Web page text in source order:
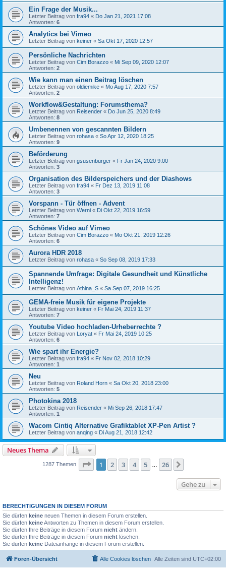
Ein Frage der Musik...
Letzter Beitrag von fra94 « Do Jan 21, 2021 17:08
Antworten: 6
Analytics bei Vimeo
Letzter Beitrag von keiner « Sa Okt 17, 2020 12:57
Persönliche Nachrichten
Letzter Beitrag von Cim Borazzo « Mi Sep 09, 2020 12:07
Antworten: 2
Wie kann man einen Beitrag löschen
Letzter Beitrag von oldiemike « Mo Aug 17, 2020 7:57
Antworten: 2
Workflow&Gestaltung: Forumsthema?
Letzter Beitrag von Reisender « Do Jun 25, 2020 8:49
Antworten: 8
Umbenennen von gescannten Bildern
Letzter Beitrag von rohasa « So Apr 12, 2020 18:25
Antworten: 9
Beförderung
Letzter Beitrag von gsusenburger « Fr Jan 24, 2020 9:00
Antworten: 3
Organisation des Bilderspeichers und der Diashows
Letzter Beitrag von fra94 « Fr Dez 13, 2019 11:08
Antworten: 3
Vorspann - Tür öffnen - Advent
Letzter Beitrag von Werni « Di Okt 22, 2019 16:59
Antworten: 7
Schönes Video auf Vimeo
Letzter Beitrag von Cim Borazzo « Mo Okt 21, 2019 12:26
Antworten: 6
Aurora HDR 2018
Letzter Beitrag von rohasa « So Sep 08, 2019 17:33
Spannende Umfrage: Digitale Gesundheit und Künstliche
Intelligenz!
Letzter Beitrag von Athina_S « Sa Sep 07, 2019 16:25
GEMA-freie Musik für eigene Projekte
Letzter Beitrag von keiner « Fr Mai 24, 2019 11:37
Antworten: 7
Youtube Video hochladen-Urheberrechte ?
Letzter Beitrag von Loryat « Fr Mai 24, 2019 10:25
Antworten: 6
Wie spart ihr Energie?
Letzter Beitrag von fra94 « Fr Nov 02, 2018 10:29
Antworten: 1
Neu
Letzter Beitrag von Roland Horn « Sa Okt 20, 2018 23:00
Antworten: 5
Photokina 2018
Letzter Beitrag von Reisender « Mi Sep 26, 2018 17:47
Antworten: 1
Wacom Cintiq Alternative Grafiktablet XP-Pen Artist ?
Letzter Beitrag von anqing « Di Aug 21, 2018 12:42
Neues Thema
1287 Themen Seite 1von 26
1 2 3 4 5 26
Gehe zu
BERECHTIGUNGEN IN DIESEM FORUM
Sie dürfen keine neuen Themen in diesem Forum erstellen.
Sie dürfen keineAntworten zu Themen in diesem Forum erstellen.
Sie dürfen Ihre Beiträge in diesem Forum nicht ändern.
Sie dürfen Ihre Beiträge in diesem Forum nicht löschen.
Sie dürfen keine Dateianhänge in diesem Forum erstellen.
Foren-Übersicht Alle Zeiten sind UTC+02:00
Alle Cookies löschen